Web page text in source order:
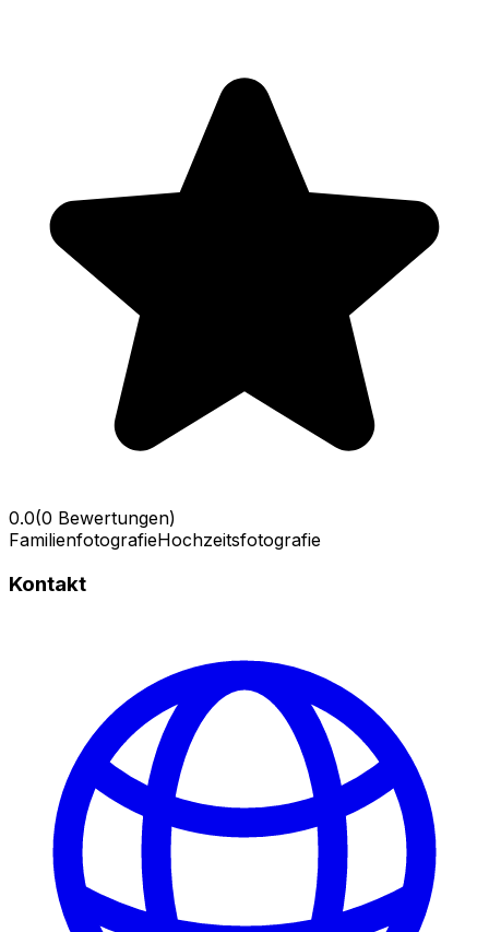
0.0(0 Bewertungen)
FamilienfotografieHochzeitsfotografie
Kontakt